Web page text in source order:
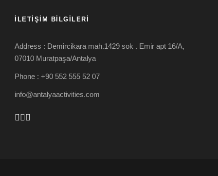
İLETIŞIM BILGILERI
Address : Demircikara mah.1429 sok . Emir apt 16/A,
07010 Muratpaşa/Antalya
Phone : +90 552 555 52 07
info@antalyaactivities.com